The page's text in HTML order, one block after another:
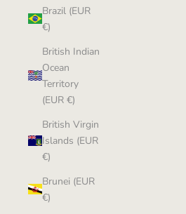
Brazil (EUR
€)
British Indian
Ocean
Territory
(EUR €)
British Virgin
Islands (EUR
€)
Brunei (EUR
€)